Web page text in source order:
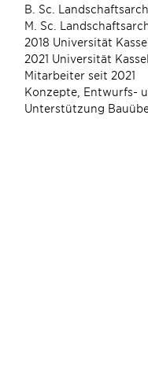
B. Sc.
M. Sc.
2018 Universität
2021 Universität Kassel
Mitarbeiter seit 2021
Konzepte, Entwurfs-
Unterstützung